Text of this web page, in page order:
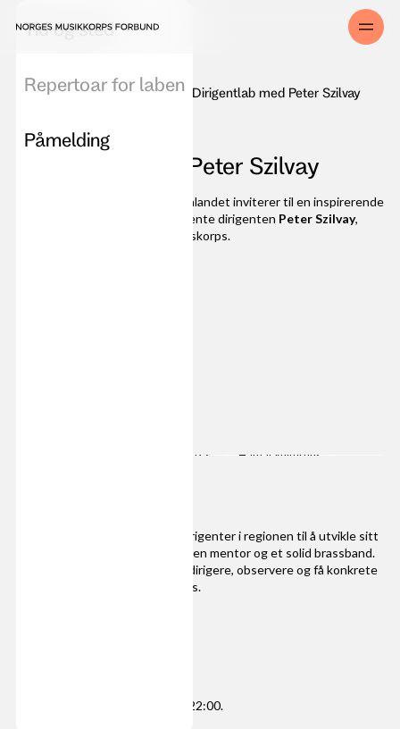
Aktiviteter og konkurranser Dirigentlab med Peter Szilvay
Dirigentlab med Peter Szilvay
Norges Musikkorps Forbund Innlandet inviterer til en inspirerende
dirigent-lab ledet av den anerkjente dirigenten Peter Szilvay,
som øvingskorps.
17. juni 2025 Hamar kulturhus
Tid og sted
Repertoar for laben
Påmelding
Dette er en unik mulighet for dirigenter i regionen til å utvikle sitt
håndverk i samspill med en erfaren mentor og et solid brassband.
Deltakerne vil få anledning til å dirigere, observere og få konkrete
tilbakemeldinger på egen praksis.
Tirsdag 17. juni 2025, kl. 18:00-22:00.